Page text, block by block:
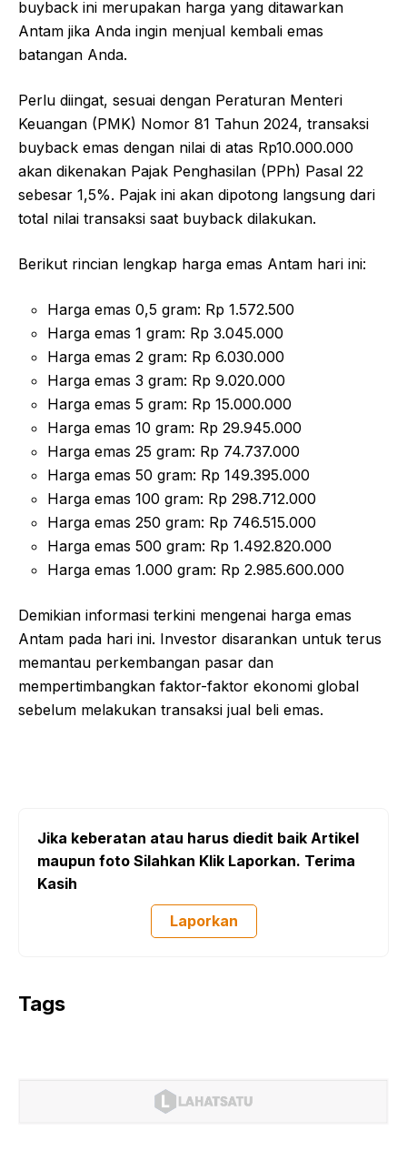
buyback ini merupakan harga yang ditawarkan
Antam jika Anda ingin menjual kembali emas
batangan Anda.
Perlu diingat, sesuai dengan Peraturan Menteri
Keuangan (PMK) Nomor 81 Tahun 2024, transaksi
buyback emas dengan nilai di atas Rp10.000.000
akan dikenakan Pajak Penghasilan (PPh) Pasal 22
sebesar 1,5%. Pajak ini akan dipotong langsung dari
total nilai transaksi saat buyback dilakukan.
Berikut rincian lengkap harga emas Antam hari ini:
Harga emas 0,5 gram: Rp 1.572.500
Harga emas 1 gram: Rp 3.045.000
Harga emas 2 gram: Rp 6.030.000
Harga emas 3 gram: Rp 9.020.000
Harga emas 5 gram: Rp 15.000.000
Harga emas 10 gram: Rp 29.945.000
Harga emas 25 gram: Rp 74.737.000
Harga emas 50 gram: Rp 149.395.000
Harga emas 100 gram: Rp 298.712.000
Harga emas 250 gram: Rp 746.515.000
Harga emas 500 gram: Rp 1.492.820.000
Harga emas 1.000 gram: Rp 2.985.600.000
Demikian informasi terkini mengenai harga emas
Antam pada hari ini. Investor disarankan untuk terus
memantau perkembangan pasar dan
mempertimbangkan faktor-faktor ekonomi global
sebelum melakukan transaksi jual beli emas.
Jika keberatan atau harus diedit baik Artikel
maupun foto Silahkan Klik Laporkan. Terima
Kasih
Laporkan
Tags